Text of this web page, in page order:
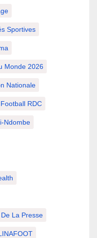
Sportives
Monde 2026
Nationale
Football RDC
Ndombe
La Presse